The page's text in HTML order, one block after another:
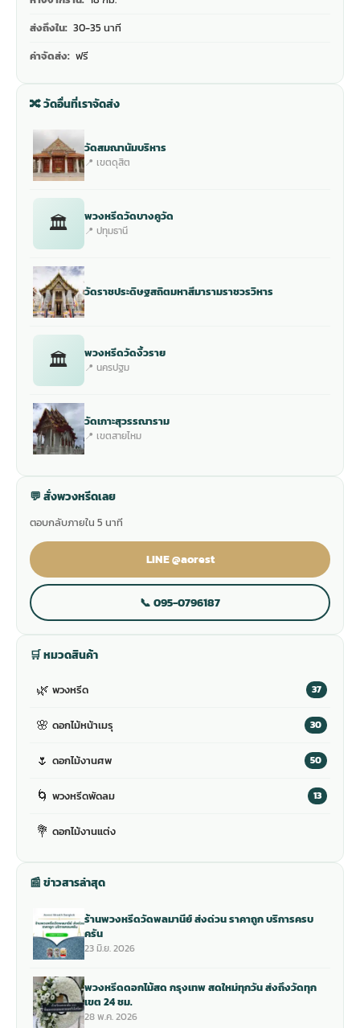
ส่งถึงใน: 30-35 นาที
ค่าจัดส่ง: ฟรี
🔀 วัดอื่นที่เราจัดส่ง
วัดสมณานัมบริหาร
📍 เขตดุสิต
🏛 พวงหรีดวัดบางคูวัด
📍 ปทุมธานี
วัดราชประดิษฐสถิตมหาสีมารามราชวรวิหาร
🏛 พวงหรีดวัดงิ้วราย
📍 นครปฐม
วัดเกาะสุวรรณาราม
📍 เขตสายไหม
💬 สั่งพวงหรีดเลย
ตอบกลับภายใน 5 นาที
LINE @aorest
📞 095-0796187
🛒 หมวดสินค้า
🌿 พวงหรีด 37
🌸 ดอกไม้หน้าเมรุ 30
🌷 ดอกไม้งานศพ 50
🌀 พวงหรีดพัดลม 13
💐 ดอกไม้งานแต่ง
📰 ข่าวสารล่าสุด
ร้านพวงหรีดวัดพลมานีย์ ส่งด่วน ราคาถูก บริการครบ
ครัน
23 มิ.ย. 2026
พวงหรีดดอกไม้สด กรุงเทพ สดใหม่ทุกวัน ส่งถึงวัดทุก
เขต 24 ชม.
28 พ.ค. 2026